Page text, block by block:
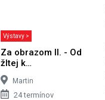
Výstavy >
Za obrazom II. - Od
žltej k…
Martin
24 termínov